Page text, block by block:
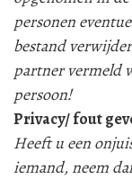
personen
bestand
partner vermeld
persoon!
Privacy/ fout
Heeft u een
iemand, neem